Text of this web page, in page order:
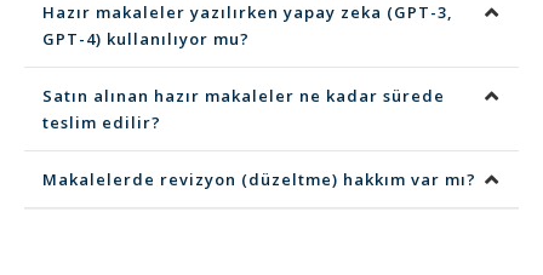
Hazır makaleler yazılırken yapay zeka (GPT-3,
GPT-4) kullanılıyor mu?
Satın alınan hazır makaleler ne kadar sürede
teslim edilir?
Makalelerde revizyon (düzeltme) hakkım var mı?